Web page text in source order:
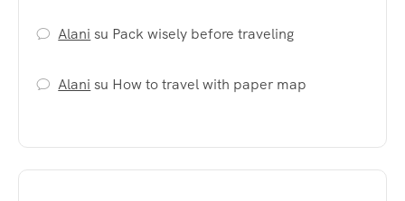
Alani su Pack wisely before traveling
Alani su How to travel with paper map